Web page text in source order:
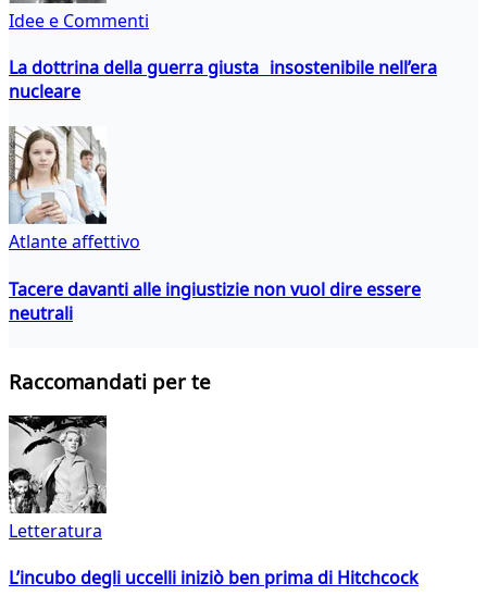
Idee e Commenti
La dottrina della guerra giusta insostenibile nell’era
nucleare
Atlante affettivo
Tacere davanti alle ingiustizie non vuol dire essere
neutrali
Raccomandati per te
Letteratura
L’incubo degli uccelli iniziò ben prima di Hitchcock